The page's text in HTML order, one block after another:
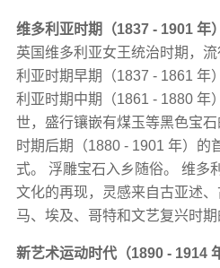
维多利亚时期（1837 - 1901 年）
英国维多利亚女王统治时期，
利亚时期早期（1837 - 1861 年
利亚时期中期（1861 - 1880 年
世，盛行镶嵌有煤玉等黑色宝
时期后期（1880 - 1901 年）的
式。 浮雕宝石入乡随俗。 维多
文化的再现，灵感来自古亚述
马、埃及、哥特和文艺复兴时期
新艺术运动时代（1890 - 1914